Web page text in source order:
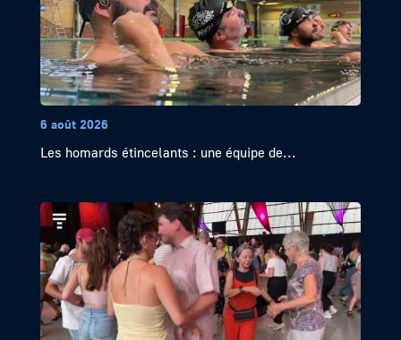
6 août 2026
Les homards étincelants : une équipe de...